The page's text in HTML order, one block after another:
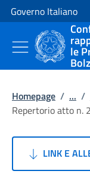
Vai al contenuto
Vai alla navigazione
Governo Italiano
le
Homepage / ... /
Repertorio atto n.
LINK E